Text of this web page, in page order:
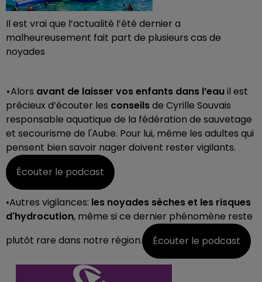
Il est vrai que l’actualité l’été dernier a
malheureusement fait part de plusieurs cas de
noyades
•Alors avant de laisser vos enfants dans l’eauil est
précieux d’écouter les conseilsde Cyrille Souvais
responsable aquatique de la fédération de sauvetage
et secourisme de l'Aube. Pour lui, même les adultes qui
pensent bien savoir nager doivent rester vigilants.
Écouter le podcast
•Autres vigilances: les noyades sèches et les risques
d'hydrocution, même si ce dernier phénomène reste
plutôt rare dans notre région.
Écouter le podcast